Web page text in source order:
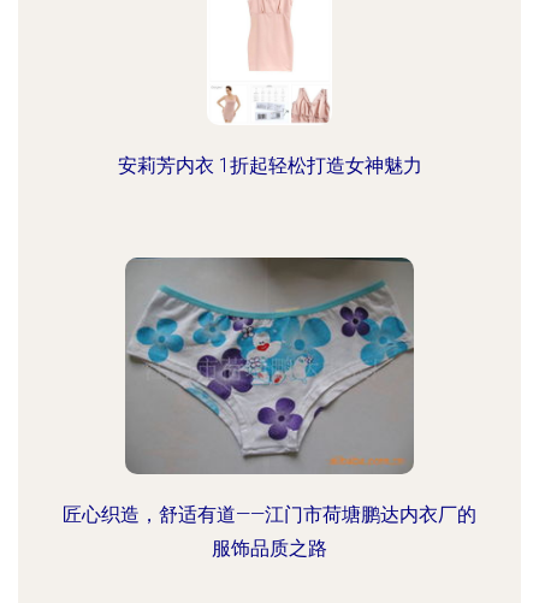
安莉芳内衣 1折起轻松打造女神魅力
匠心织造，舒适有道——江门市荷塘鹏达内衣厂的
服饰品质之路